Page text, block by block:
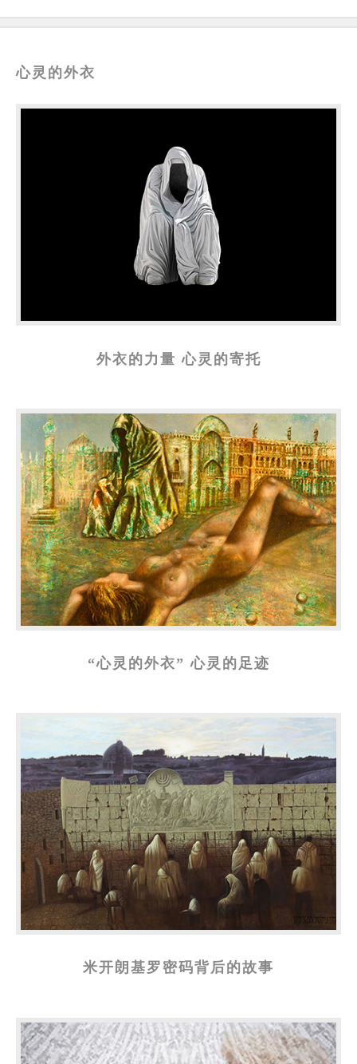
心灵的外衣
外衣的力量 心灵的寄托
“心灵的外衣” 心灵的足迹
米开朗基罗密码背后的故事